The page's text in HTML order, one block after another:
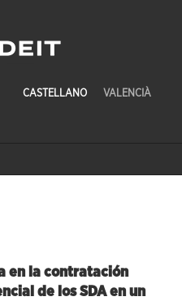
CASTELLANO VALENCIÀ
en la contratación
de los SDA en un